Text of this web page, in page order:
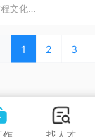
有提成
贵州大美前程文化发展有限公司
1 2 3